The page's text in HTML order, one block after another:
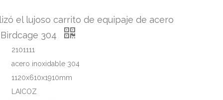
el lujoso carrito de equipaje de acero
304
2101111
acero inoxidable 304
1120x610x1910mm
LAICOZ